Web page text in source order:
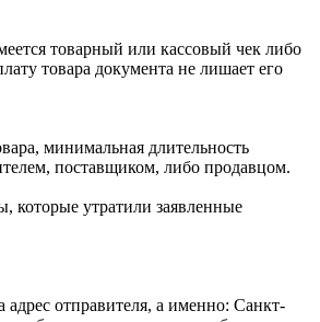
товарный или кассовый чек либо
товара документа не лишает его
минимальная длительность
поставщиком, либо продавцом.
которые утратили заявленные
отправителя, а именно: Санкт-